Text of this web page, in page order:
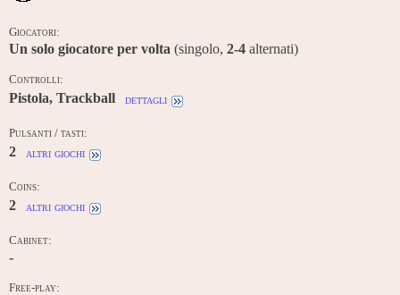
Giocatori:
Un solo giocatore per volta (singolo, 2-4 alternati)
Controlli:
Pistola, Trackball dettagli
Pulsanti / tasti:
2 altri giochi
Coins:
2 altri giochi
Cabinet:
-
Free-play: